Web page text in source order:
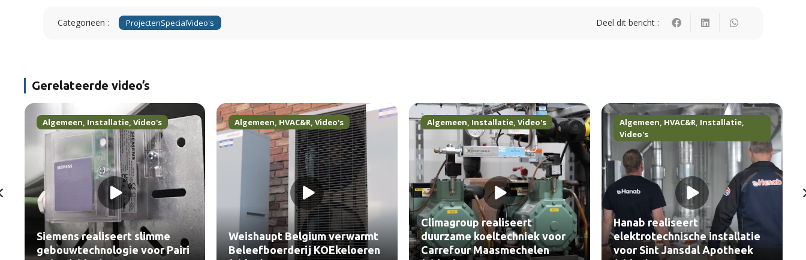
Categorieën : ProjectenSpecialVideo's Deel dit bericht :
Gerelateerde video’s
Algemeen, Installatie, Video's
Siemens realiseert slimme
gebouwtechnologie voor Pairi
Algemeen, HVAC&R,Video's
Weishaupt Belgium verwarmt
Beleefboerderij KOEkeloeren
Algemeen, Installatie,Video's
Climagroup realiseert
duurzame koeltechniek voor
Carrefour Maasmechelen
Algemeen, HVAC&R, Installatie,
Video's
Hanab realiseert
elektrotechnische installatie
voor Sint Jansdal Apotheek